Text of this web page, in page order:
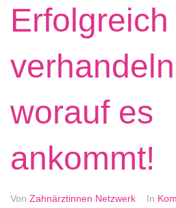
Erfolgreich
worauf es
ankommt!
Von Zahnärztinnen Netzwerk In